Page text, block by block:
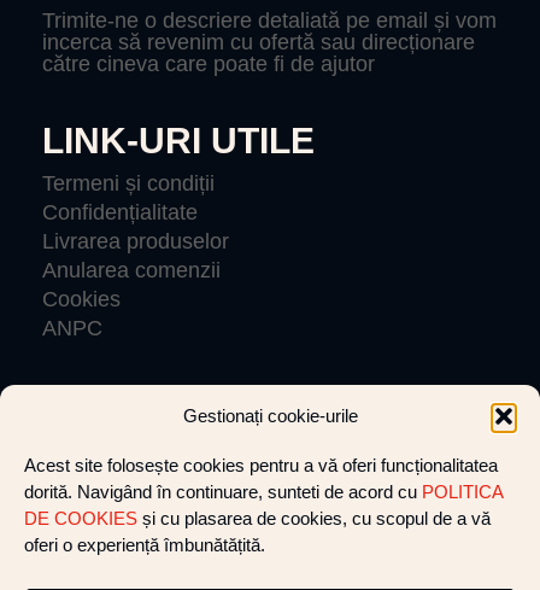
Gestionați cookie-urile
Acest site folosește cookies pentru a vă oferi funcționalitatea
dorită. Navigând în continuare, sunteti de acord cu POLITICA
DE COOKIES și cu plasarea de cookies, cu scopul de a vă
oferi o experiență îmbunătățită.
Trimite-ne o descriere detaliată pe email și vom
incerca să revenim cu ofertă sau direcționare
către cineva care poate fi de ajutor
LINK-URI UTILE
Termeni și condiții
Confidențialitate
Livrarea produselor
Anularea comenzii
Cookies
ANPC
© VLIGHTCREW 2026 Toate drepturile rezervate.
Website by cultatum
+40 752 281 412